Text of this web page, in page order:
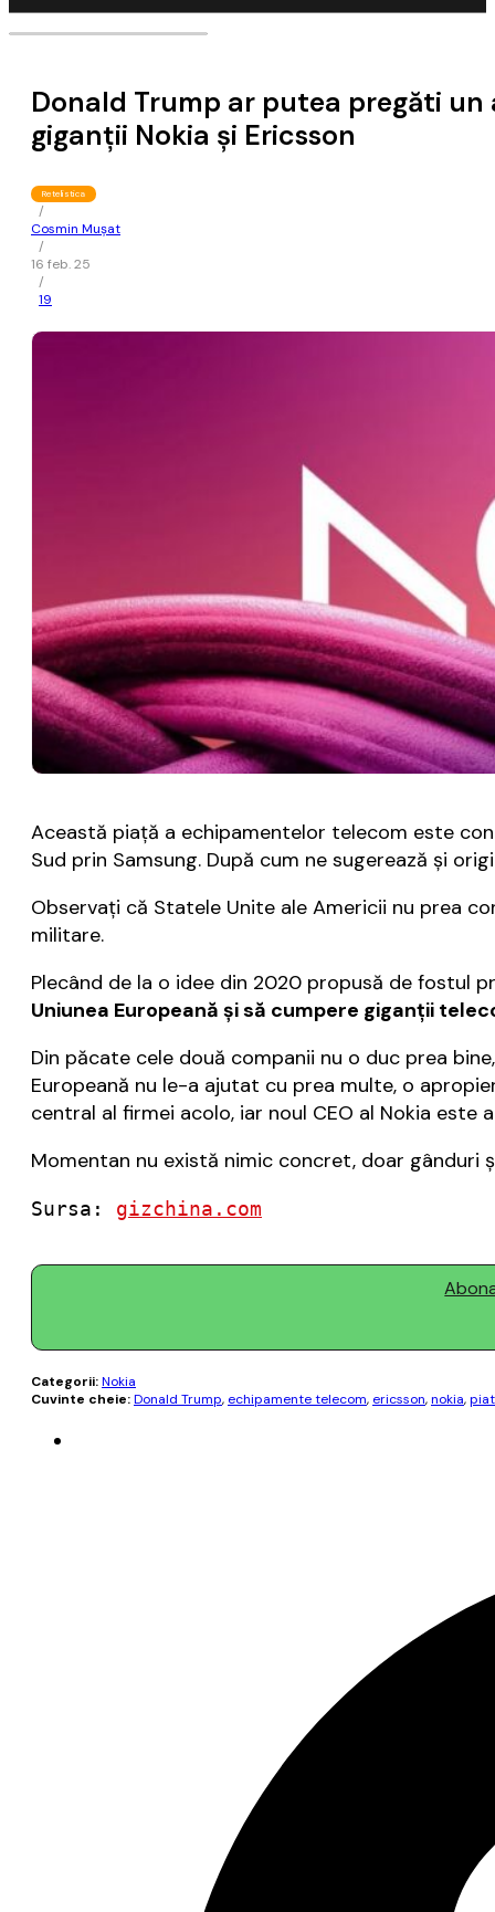
Donald Trump ar putea pregăti
giganţii Nokia şi Ericsson
Retelistica
/
Cosmin Mușat
/
16 feb. 25
/
19
Această piaţă a echipamentelor telecom este
Sud prin Samsung. După cum ne sugerează şi
Observaţi că Statele Unite ale Americii nu prea
militare.
Plecând de la o idee din 2020 propusă de fostul
Uniunea Europeană şi să cumpere giganţii
Din păcate cele două companii nu o duc prea
Europeană nu le-a ajutat cu prea multe, o
central al firmei acolo, iar noul CEO al Nokia este
Momentan nu există nimic concret, doar gânduri
Sursa: gizchina.com
Categorii:Nokia
Cuvinte cheie:Donald Trump, echipamente telecom, ericsson,nokia,